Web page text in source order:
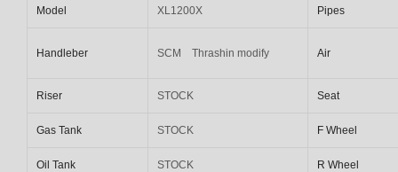
Model XL1200X Pipes
Handleber SCM Thrashin modify Air
Riser STOCK Seat
Gas Tank STOCK F Wheel
Oil Tank STOCK R Wheel